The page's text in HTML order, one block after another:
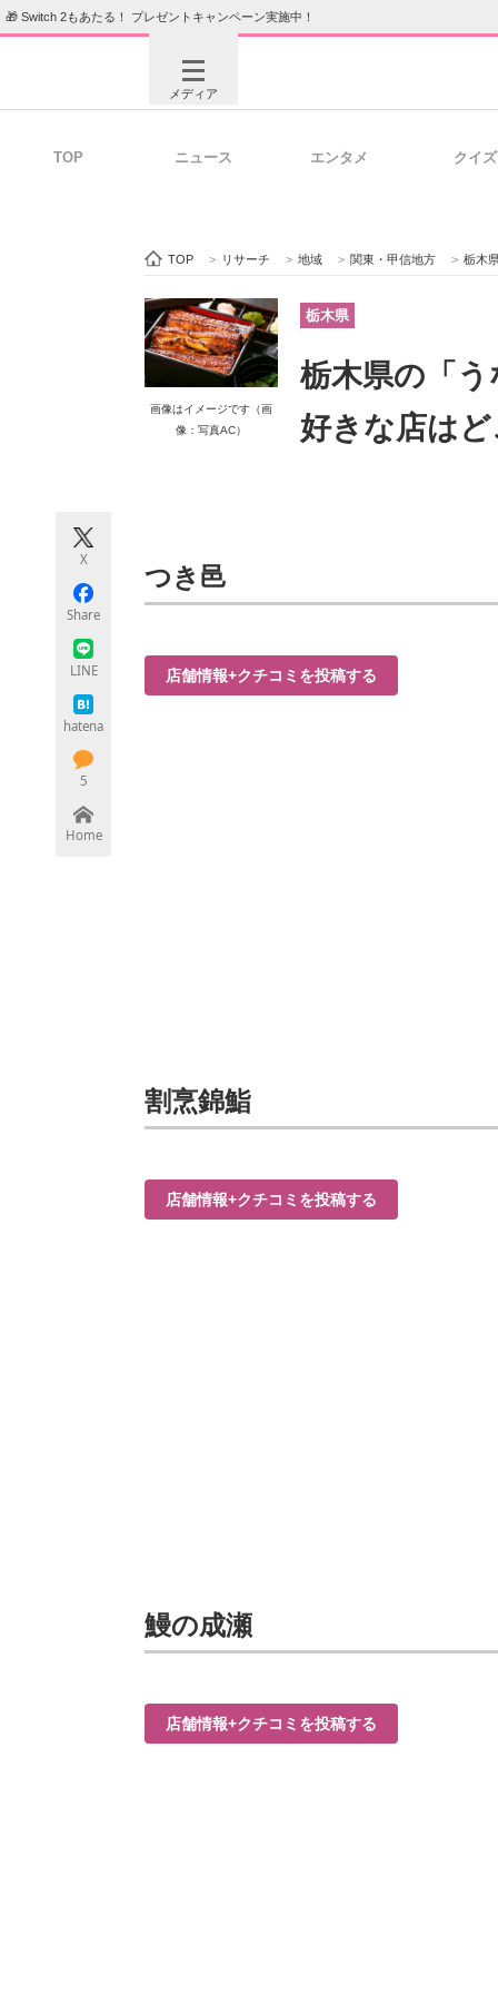
🎁 Switch 2もあたる！ プレゼントキャンペーン実施中！
メディア
ビジネスと働き方のヒント
ITエンジニア向け専門サイト
TOP ニュース エンタメ クイズ
TOP > リサーチ > 地域 > 関東・甲信地方 > 栃木
画像はイメージです（画
像：写真AC）
栃木県
栃木県の「
好きな店はど
X
Share
LINE
hatena
5
Home
つき邑
店舗情報+クチコミを投稿する
割烹錦鮨
店舗情報+クチコミを投稿する
鰻の成瀬
店舗情報+クチコミを投稿する